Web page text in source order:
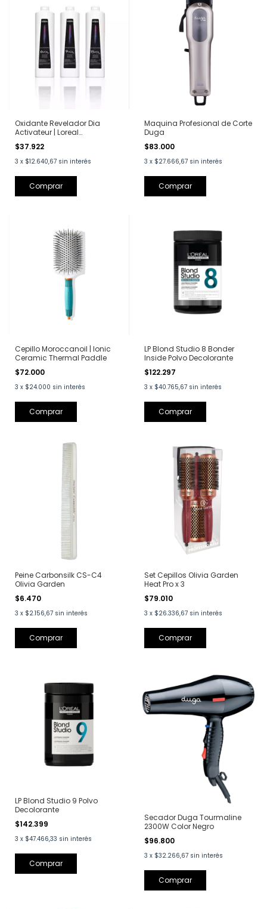
Oxidante Revelador Dia
Activateur | Loreal
Professionnel | 950 ml
$37.922
3 x $12.640,67 sin interés
Comprar
Maquina Profesional de Corte
Duga
$83.000
3 x $27.666,67 sin interés
Cepillo Moroccanoil | Ionic
Ceramic Thermal Paddle
$72.000
3 x $24.000 sin interés
LP Blond Studio 8 Bonder
Inside Polvo Decolorante
$122.297
3 x $40.765,67 sin interés
Peine Carbonsilk CS-C4
Olivia Garden
$6.470
3 x $2.156,67 sin interés
Set Cepillos Olivia Garden
Heat Pro x 3
$79.010
3 x $26.336,67 sin interés
LP Blond Studio 9 Polvo
Decolorante
$142.399
3 x $47.466,33 sin interés
Secador Duga Tourmaline
2300W Color Negro
$96.800
3 x $32.266,67 sin interés